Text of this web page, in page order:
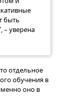
быть
– уверена
отдельное
обучения в
оно в